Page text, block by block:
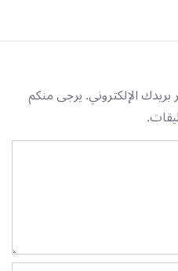
الإلكتروني. يرجى منكم